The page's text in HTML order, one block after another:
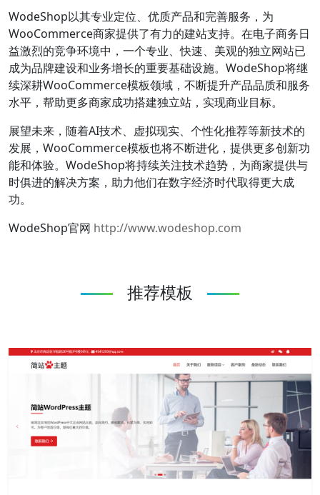
WodeShop以其专业定位、优质产品和完善服务，为
WooCommerce商家提供了有力的建站支持。在电子商务日
益激烈的竞争环境中，一个专业、快速、美观的独立网站已
成为品牌建设和业务增长的重要基础设施。WodeShop将继
续深耕WooCommerce模板领域，不断提升产品品质和服务
水平，帮助更多商家成功搭建独立站，实现商业目标。
展望未来，随着AI技术、虚拟现实、个性化推荐等新技术的
发展，WooCommerce模板也将不断进化，提供更多创新功
能和体验。WodeShop将持续关注技术趋势，为商家提供与
时俱进的解决方案，助力他们在数字经济时代取得更大成
功。
WodeShop官网 http://www.wodeshop.com
推荐模板